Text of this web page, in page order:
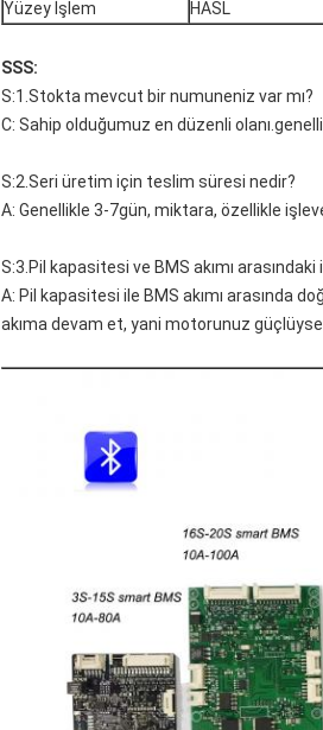
Yüzey İşlem
HASL
SSS:
S:1.Stokta mevcut bir numuneniz var mı?
C: Sahip olduğumuz en düzenli
S:2.Seri üretim için teslim süresi nedir?
A: Genellikle 3-7gün, miktara, özellikle
S:3.Pil kapasitesi ve BMS akımı arasındaki
A: Pil kapasitesi ile BMS akımı arasında
akıma devam et, yani motorunuz